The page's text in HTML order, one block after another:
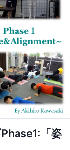
「姿